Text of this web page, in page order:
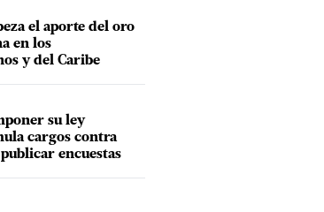
el aporte del oro
en los
y del Caribe
su ley
cargos contra
encuestas